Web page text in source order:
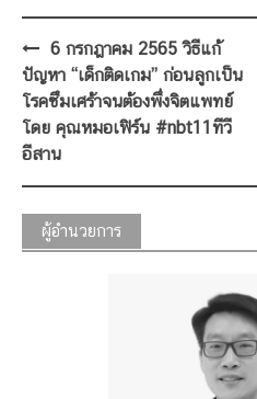
Post
navigation
6 กรกฎาคม 2565 วิธีแก้
ปัญหา “เด็กติดเกม” ก่อนลูกเป็น
โรคซึมเศร้าจนต้องพึ่งจิตแพทย์
โดย คุณหมอเฟิร์น #nbt11ทีวี
อีสาน
ผู้อำนวยการ